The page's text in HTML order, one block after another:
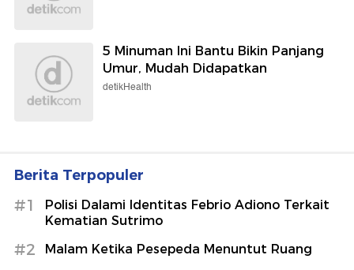
5 Minuman Ini Bantu Bikin Panjang
Umur, Mudah Didapatkan
detikHealth
Berita Terpopuler
#1
Polisi Dalami Identitas Febrio Adiono Terkait
Kematian Sutrimo
#2 Malam Ketika Pesepeda Menuntut Ruang